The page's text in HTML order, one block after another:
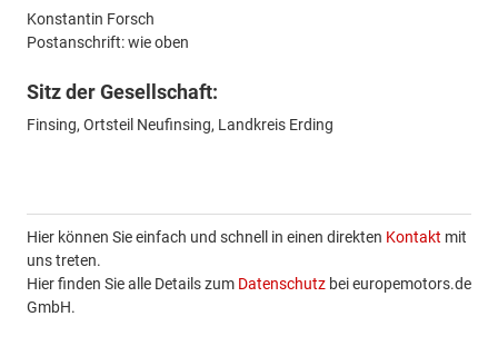
Konstantin Forsch
Postanschrift: wie oben
Sitz der Gesellschaft:
Finsing, Ortsteil Neufinsing, Landkreis Erding
Hier können Sie einfach und schnell in einen direkten Kontakt mit
uns treten.
Hier finden Sie alle Details zum Datenschutz bei europemotors.de
GmbH.